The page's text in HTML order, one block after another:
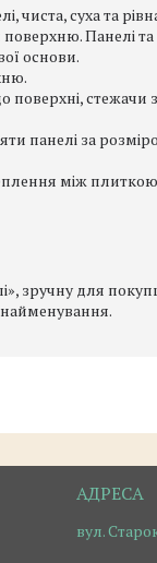
чиста, суха та
Панелі
основи.
поверхні, стежачи
панелі за
між
зручну для
вул.